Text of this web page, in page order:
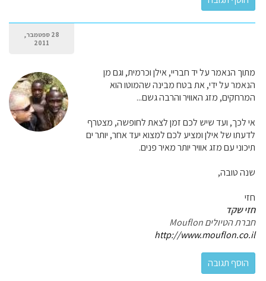
28 ספטמבר,
2011
מתוך הנאמר על יד חבריי, אילן וכרמית, וגם מן
הנאמר על ידי, את בטח מבינה שהמוטו הוא
המרחקים, מזג האוויר והרבה גשם...
אי לכך, ועד שיש לכם זמן לצאת לחופשה, מצטרף
לדעתו של אילן ומציע לכם למצוא יעד אחר, יותר ים
תיכוני עם מזג אוויר יותר מאיר פנים.
שנה טובה,
חזי
חזי שקד
חברת הטיולים Mouflon
http://www.mouflon.co.il